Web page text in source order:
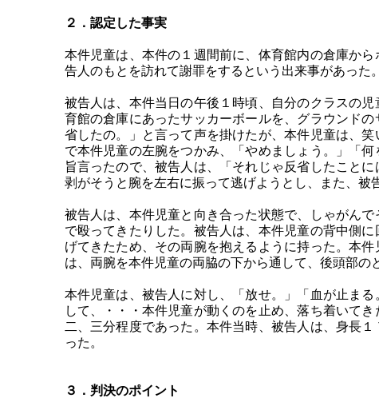
２．認定した事実
本件児童は、本件の１週間前に、体育館内の倉庫か
告人のもとを訪れて謝罪をするという出来事があった。
被告人は、本件当日の午後１時頃、自分のクラスの
育館の倉庫にあったサッカーボールを、グラウンド
省したの。」と言って声を掛けたが、本件児童は、
で本件児童の左腕をつかみ、「やめましょう。」「
旨言ったので、被告人は、「それじゃ反省したこと
剥がそうと腕を左右に振って逃げようとし、また、被
被告人は、本件児童と向き合った状態で、しゃがん
で殴ってきたりした。被告人は、本件児童の背中側
げてきたため、その両腕を抱えるように持った。本
は、両腕を本件児童の両脇の下から通して、後頭部の
本件児童は、被告人に対し、「放せ。」「血が止ま
して、・・・本件児童が動くのを止め、落ち着いて
二、三分程度であった。本件当時、被告人は、身長
った。
３．判決のポイント